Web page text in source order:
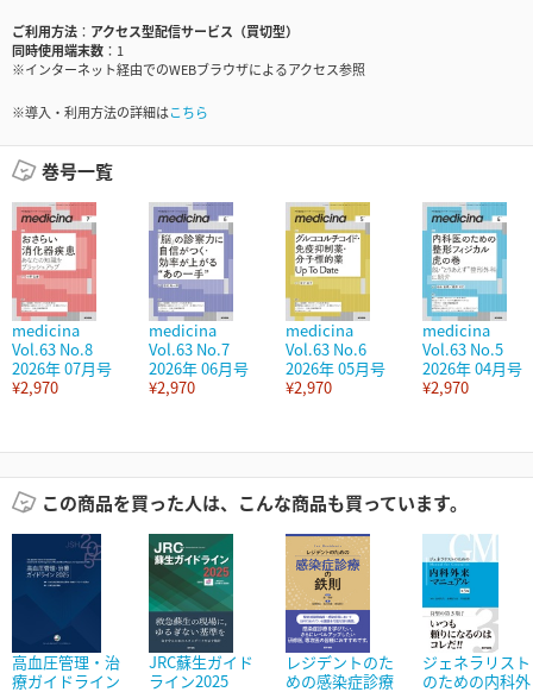
ご利用方法
アクセス型配信サービス（買切型）
同時使用端末数
1
※インターネット経由でのWEBブラウザによるアクセス参照
※導入・利用方法の詳細はこちら
巻号一覧
medicina
Vol.63 No.8
2026年 07月号
¥2,970
medicina
Vol.63 No.7
2026年 06月号
¥2,970
medicina
Vol.63 No.6
2026年 05月号
¥2,970
medicina
Vol.63 No.5
2026年 04月号
¥2,970
この商品を買った人は、こんな商品も買っています。
高血圧管理・治
療ガイドライン
JRC蘇生ガイド
ライン2025
レジデントのた
めの感染症診療
ジェネラリスト
のための内科外